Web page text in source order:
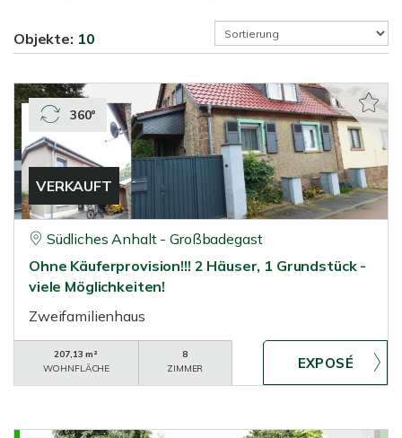
Objekte: 10
VERKAUFT
360°
Südliches Anhalt - Großbadegast
Ohne Käuferprovision!!! 2 Häuser, 1 Grundstück -
viele Möglichkeiten!
Zweifamilienhaus
207,13 m²
WOHNFLÄCHE
8
ZIMMER